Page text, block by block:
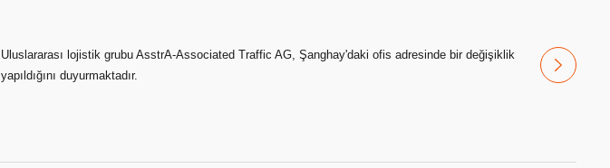
Uluslararası lojistik grubu AsstrA-Associated Traffic AG, Şanghay'daki ofis adresinde bir değişiklik
yapıldığını duyurmaktadır.